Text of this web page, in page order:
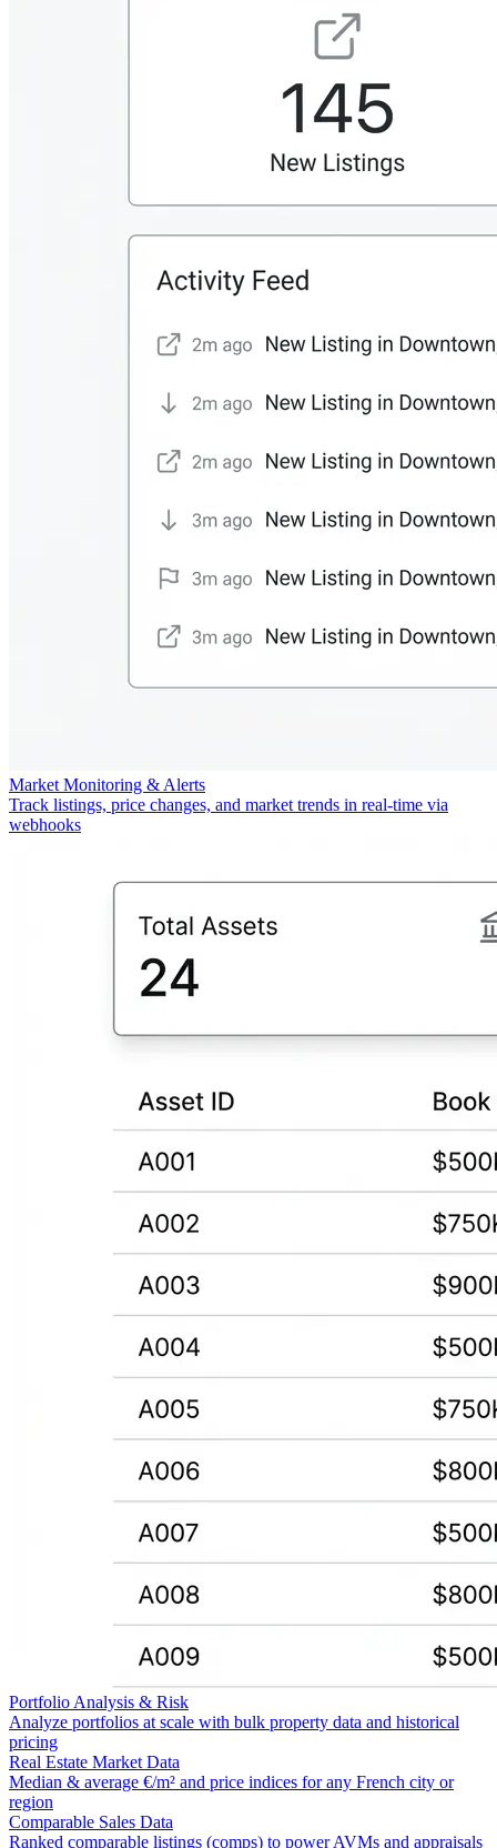
Market Monitoring & Alerts
Track listings, price changes, and market trends in real-time via
webhooks
Portfolio Analysis & Risk
Analyze portfolios at scale with bulk property data and historical
pricing
Real Estate Market Data
Median & average €/m² and price indices for any French city or
region
Comparable Sales Data
Ranked comparable listings (comps) to power AVMs and appraisals